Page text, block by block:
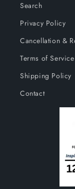
Search
Privacy Policy
Cancellation &
Terms of Service
Shipping Policy
Contact